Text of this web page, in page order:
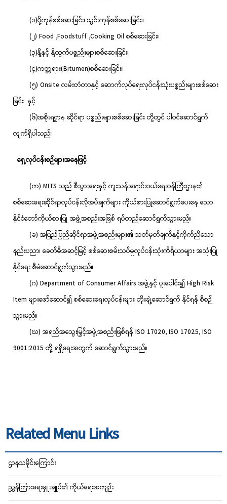
(၁)ပို့ကုန်စစ်ဆေးခြင်း၊ သွင်းကုန်စစ်ဆေးခြင်း။
(၂) Food ,Foodstuff ,Cooking Oil စစ်ဆေးခြင်း။
(၃)နို့နှင့် နို့ထွက်ပစ္စည်းများစစ်ဆေးခြင်း။
(၄)ကတ္တရား(Bitumen)စစ်ဆေးခြင်း။
(၅) Onsite လမ်းတံတာနှင့် ဆောက်လုပ်ရေးလုပ်ငန်းသုံးပစ္စည်းများစစ်ဆေး
ခြင်း နှင့်
(၆)အစိုးရဌာန ဆိုင်ရာ ပစ္စည်းများစစ်ဆေးခြင်း တို့တွင် ပါဝင်ဆောင်ရွက်
လျက်ရှိပါသည်။
ရှေ့လုပ်ငန်းစဉ်များအနေဖြင့်
(က) MITS သည် စီးပွားရေးနှင့် ကူးသန်းရောင်းဝယ်ရေးဝန်ကြီးဌာန၏
စစ်ဆေးရေးဆိုင်ရာလုပ်ငန်းလိုအပ်ချက်များ ကိုယ်စားပြုဆောင်ရွက်ပေးနေ သော
နိုင်ငံတော်ကိုယ်စားပြု အဖွဲ့အစည်းအဖြစ် ရပ်တည်ဆောင်ရွက်သွားမည်။
(ခ) အပြည်ပြည်ဆိုင်ရာအဖွဲ့အစည်းများ၏ သတ်မှတ်ချက်နှင့်ကိုက်ညီသော
နည်းပညာ၊ ခေတ်မီအဆင့်မြင့် စစ်ဆေးစမ်းသပ်မှုလုပ်ငန်းသုံးကိရိယာများ အသုံးပြု
နိုင်ရေး စီမံဆောင်ရွက်သွားမည်။
(ဂ) Department of Consumer Affairs အဖွဲ့နှင့် ပူးပေါင်း၍ High Risk
Item များဖော်ဆောင်၍ စစ်ဆေးရေးလုပ်ငန်းများ တိုးချဲ့ဆောင်ရွက် နိုင်ရန် စီစဉ်
သွားမည်။
(ဃ) အရည်အသွေးမြှင့်အဖွဲ့အစည်းဖြစ်ရန် ISO 17020, ISO 17025, ISO
9001:2015 တို့ ရရှိရေးအတွက် ဆောင်ရွက်သွားမည်။
Related Menu Links
ဌာနသမိုင်းကြောင်း
ညွှန်ကြားရေးမှူးချုပ်၏ ကိုယ်ရေးအကျဉ်း